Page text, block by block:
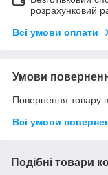
розрахунковий
Всі умови оплати
Умови
Повернення товару
Всі умови
Подібні товари